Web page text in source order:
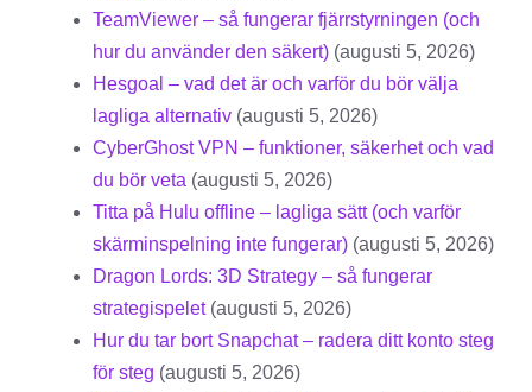
TeamViewer – så fungerar fjärrstyrningen (och
hur du använder den säkert) (augusti 5, 2026)
Hesgoal – vad det är och varför du bör välja
lagliga alternativ (augusti 5, 2026)
CyberGhost VPN – funktioner, säkerhet och vad
du bör veta (augusti 5, 2026)
Titta på Hulu offline – lagliga sätt (och varför
skärminspelning inte fungerar) (augusti 5, 2026)
Dragon Lords: 3D Strategy – så fungerar
strategispelet (augusti 5, 2026)
Hur du tar bort Snapchat – radera ditt konto steg
för steg (augusti 5, 2026)